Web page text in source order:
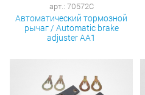
арт.: 70572C
Автоматический тормозной
рычаг / Automatic brake
adjuster AA1